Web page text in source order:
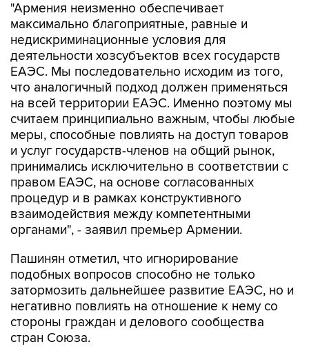
"Армения неизменно обеспечивает
максимально благоприятные, равные и
недискриминационные условия для
деятельности хозсубъектов всех государств
ЕАЭС. Мы последовательно исходим из того,
что аналогичный подход должен применяться
на всей территории ЕАЭС. Именно поэтому мы
считаем принципиально важным, чтобы любые
меры, способные повлиять на доступ товаров
и услуг государств-членов на общий рынок,
принимались исключительно в соответствии с
правом ЕАЭС, на основе согласованных
процедур и в рамках конструктивного
взаимодействия между компетентными
органами", - заявил премьер Армении.
Пашинян отметил, что игнорирование
подобных вопросов способно не только
затормозить дальнейшее развитие ЕАЭС, но и
негативно повлиять на отношение к нему со
стороны граждан и делового сообщества
стран Союза.